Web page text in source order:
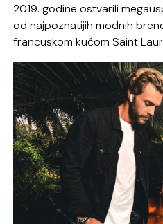
2019. godine ostvarili
od najpoznatijih modnih
francuskom kućom Saint